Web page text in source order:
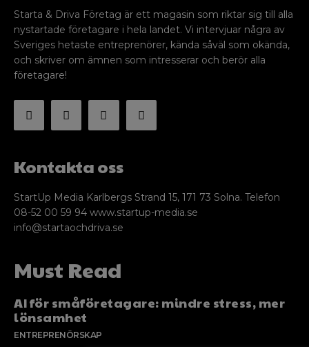
Starta & Driva Företag är ett magasin som riktar sig till alla
nystartade företagare i hela landet. Vi intervjuar några av
Sveriges hetaste entreprenörer, kända såväl som okända,
och skriver om ämnen som intresserar och berör alla
företagare!
Kontakta oss
StartUp Media Karlbergs Strand 15, 171 73 Solna. Telefon
08-52 00 59 94 www.startup-media.se
info@startaochdriva.se
Must Read
AI för småföretagare: mindre stress, mer
lönsamhet
ENTREPRENÖRSKAP